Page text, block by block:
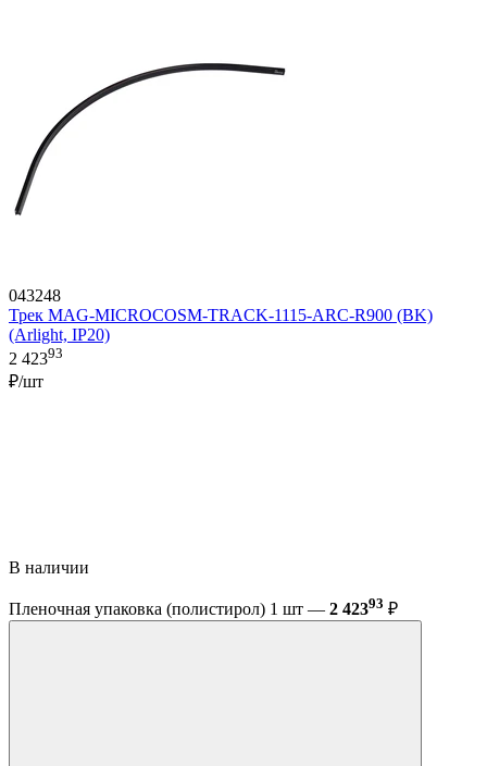
043248
Трек MAG-MICROCOSM-TRACK-1115-ARC-R900 (BK)
(Arlight, IP20)
2 42393
₽/шт
В наличии
Пленочная упаковка (полистирол) 1 шт — 2 42393 ₽